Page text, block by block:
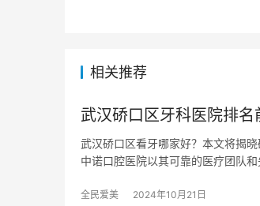
相关推荐
武汉硚口区牙科医院排
武汉硚口区看牙哪家好？本文将揭
中诺口腔医院以其可靠的医疗团队
全民爱美 2024年10月21日